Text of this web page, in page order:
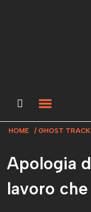
HOME GHOST
Apologia
lavoro